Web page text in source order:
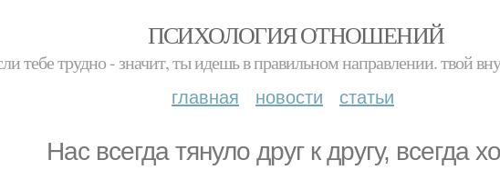
ПСИХОЛОГИЯ ОТНОШЕНИЙ
тебе трудно - значит, ты идешь в правильном направлении. твой
главная новости статьи
Нас всегда тянуло друг к другу, всегда